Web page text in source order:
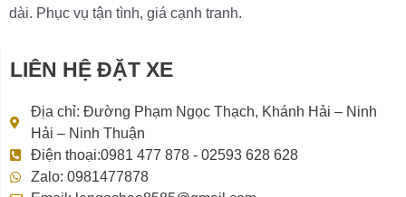
dài. Phục vụ tận tình, giá cạnh tranh.
LIÊN HỆ ĐẶT XE
Địa chỉ: Đường Phạm Ngọc Thạch, Khánh Hải – Ninh
Hải – Ninh Thuận
Điện thoại:0981 477 878 - 02593 628 628
Zalo: 0981477878